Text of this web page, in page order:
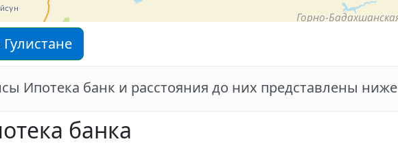
Ипотека банк и расстояния до них представлены ниже
банка